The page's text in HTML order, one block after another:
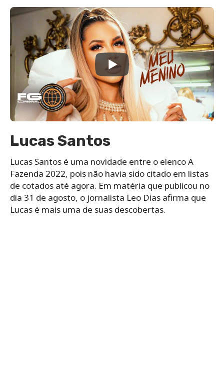
Lucas Santos
Lucas Santos é uma novidade entre o elenco A
Fazenda 2022, pois não havia sido citado em listas
de cotados até agora. Em matéria que publicou no
dia 31 de agosto, o jornalista Leo Dias afirma que
Lucas é mais uma de suas descobertas.